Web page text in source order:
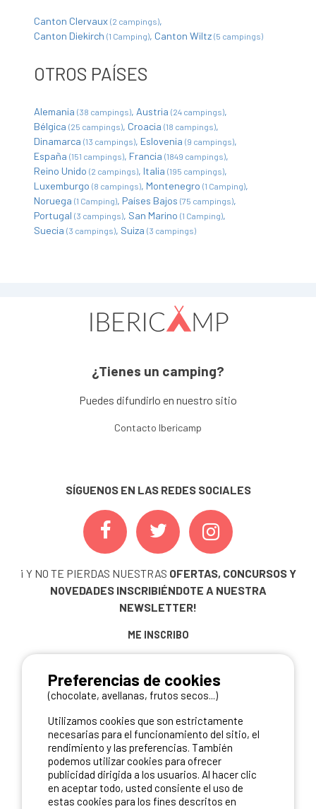
Canton Clervaux (2 campings)
Canton Diekirch (1 Camping) Canton Wiltz (5 campings)
OTROS PAÍSES
Alemania (38 campings) Austria (24 campings)
Bélgica (25 campings) Croacia (18 campings)
Dinamarca (13 campings) Eslovenia (9 campings)
España (151 campings) Francia (1849 campings)
Reino Unido (2 campings) Italia (195 campings)
Luxemburgo (8 campings) Montenegro (1 Camping)
Noruega (1 Camping) Países Bajos (75 campings)
Portugal (3 campings) San Marino (1 Camping)
Suecia (3 campings) Suiza (3 campings)
¿Tienes un camping?
Puedes difundirlo en nuestro sitio
Contacto Ibericamp
SÍGUENOS EN LAS REDES SOCIALES
¡ Y NO TE PIERDAS NUESTRAS OFERTAS, CONCURSOS Y
NOVEDADES INSCRIBIÉNDOTE A NUESTRA
NEWSLETTER!
ME INSCRIBO
NUESTROS PARTNERS
Preferencias de cookies
(chocolate, avellanas, frutos secos...)
Utilizamos cookies que son estrictamente
necesarias para el funcionamiento del sitio, el
rendimiento y las preferencias. También
podemos utilizar cookies para ofrecer
publicidad dirigida a los usuarios. Al hacer clic
en aceptar todo, usted consiente el uso de
estas cookies para los fines descritos en